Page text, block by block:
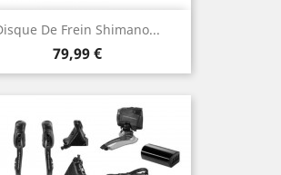
De Frein Shimano...
Prix
79,99 €